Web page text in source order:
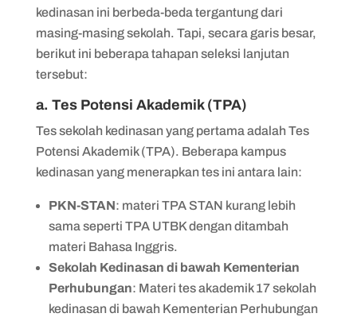
kedinasan ini berbeda-beda tergantung dari
masing-masing sekolah. Tapi, secara garis besar,
berikut ini beberapa tahapan seleksi lanjutan
tersebut:
a. Tes Potensi Akademik (TPA)
Tes sekolah kedinasan yang pertama adalah Tes
Potensi Akademik (TPA). Beberapa kampus
kedinasan yang menerapkan tes ini antara lain:
PKN-STAN: materi TPA STAN kurang lebih
sama seperti TPA UTBK dengan ditambah
materi Bahasa Inggris.
Sekolah Kedinasan di bawah Kementerian
Perhubungan: Materi tes akademik 17 sekolah
kedinasan di bawah Kementerian Perhubungan